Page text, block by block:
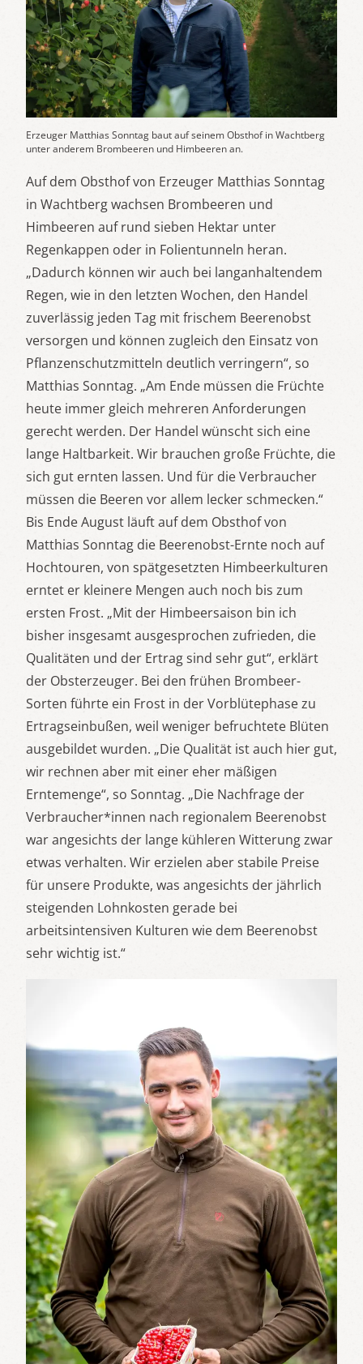
Erzeuger Matthias Sonntag baut auf seinem Obsthof in Wachtberg
unter anderem Brombeeren und Himbeeren an.
Auf dem Obsthof von Erzeuger Matthias Sonntag
in Wachtberg wachsen Brombeeren und
Himbeeren auf rund sieben Hektar unter
Regenkappen oder in Folientunneln heran.
„Dadurch können wir auch bei langanhaltendem
Regen, wie in den letzten Wochen, den Handel
zuverlässig jeden Tag mit frischem Beerenobst
versorgen und können zugleich den Einsatz von
Pflanzenschutzmitteln deutlich verringern“, so
Matthias Sonntag. „Am Ende müssen die Früchte
heute immer gleich mehreren Anforderungen
gerecht werden. Der Handel wünscht sich eine
lange Haltbarkeit. Wir brauchen große Früchte, die
sich gut ernten lassen. Und für die Verbraucher
müssen die Beeren vor allem lecker schmecken.“
Bis Ende August läuft auf dem Obsthof von
Matthias Sonntag die Beerenobst-Ernte noch auf
Hochtouren, von spätgesetzten Himbeerkulturen
erntet er kleinere Mengen auch noch bis zum
ersten Frost. „Mit der Himbeersaison bin ich
bisher insgesamt ausgesprochen zufrieden, die
Qualitäten und der Ertrag sind sehr gut“, erklärt
der Obsterzeuger. Bei den frühen Brombeer-
Sorten führte ein Frost in der Vorblütephase zu
Ertragseinbußen, weil weniger befruchtete Blüten
ausgebildet wurden. „Die Qualität ist auch hier gut,
wir rechnen aber mit einer eher mäßigen
Erntemenge“, so Sonntag. „Die Nachfrage der
Verbraucher*innen nach regionalem Beerenobst
war angesichts der lange kühleren Witterung zwar
etwas verhalten. Wir erzielen aber stabile Preise
für unsere Produkte, was angesichts der jährlich
steigenden Lohnkosten gerade bei
arbeitsintensiven Kulturen wie dem Beerenobst
sehr wichtig ist.“